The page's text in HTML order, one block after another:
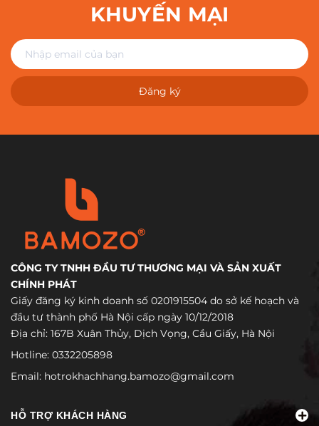
KHUYẾN MẠI
Đăng ký
CÔNG TY TNHH ĐẦU TƯ THƯƠNG MẠI VÀ SẢN XUẤT
CHÍNH PHÁT
Giấy đăng ký kinh doanh số 0201915504 do sở kế hoạch và
đầu tư thành phố Hà Nội cấp ngày 10/12/2018
Địa chỉ: 167B Xuân Thủy, Dịch Vọng, Cầu Giấy, Hà Nội
Hotline: 0332205898
Email: hotrokhachhang.bamozo@gmail.com
HỖ TRỢ KHÁCH HÀNG